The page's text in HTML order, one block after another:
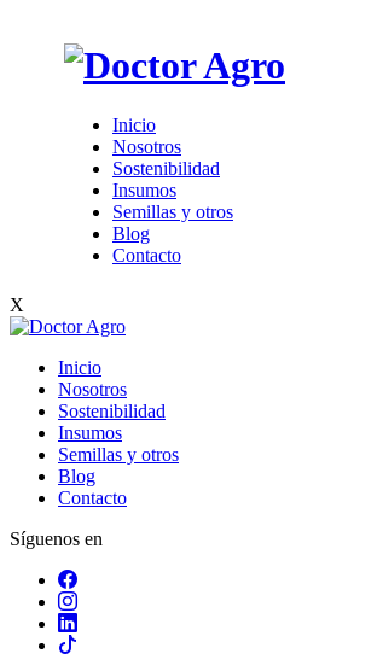
Inicio
Nosotros
Sostenibilidad
Insumos
Semillas y otros
Blog
Contacto
X
Inicio
Nosotros
Sostenibilidad
Insumos
Semillas y otros
Blog
Contacto
Síguenos en